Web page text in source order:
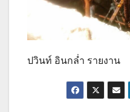
ปวินท์ อินกล่ำ รายงาน